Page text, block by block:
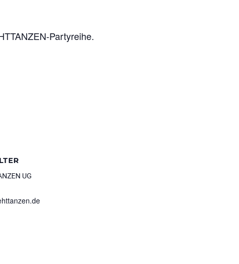
Partyreihe.
UG